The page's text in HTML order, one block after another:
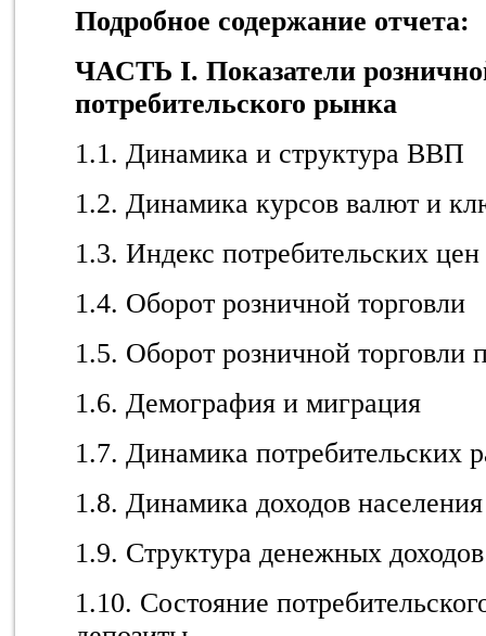
Подробное содержание отчета:
ЧАСТЬ I. Показатели
потребительского рынка
1.1. Динамика и структура ВВП
1.2. Динамика курсов валют и
1.3. Индекс потребительских цен
1.4. Оборот розничной торговли
1.5. Оборот розничной торговли
1.6. Демография и миграция
1.7. Динамика потребительских
1.8. Динамика доходов населения
1.9. Структура денежных
1.10. Состояние